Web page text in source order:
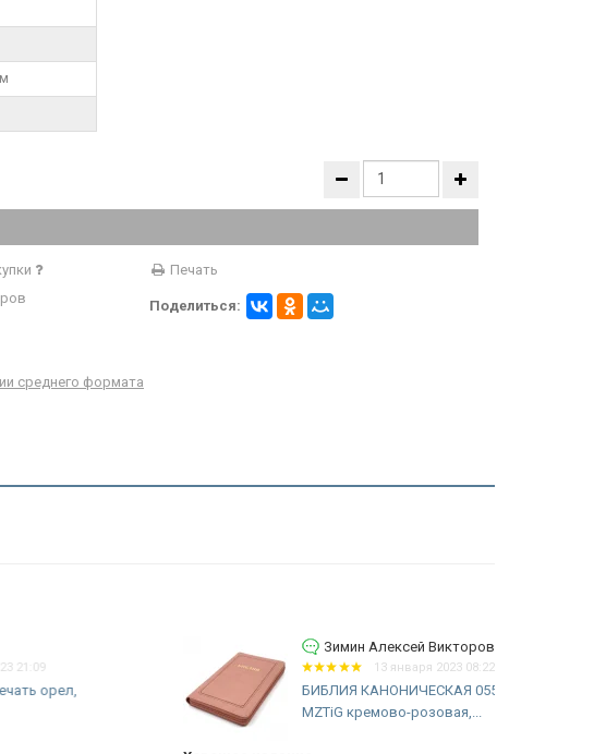
Печать
Поделиться:
среднего формата
Зимин Алексей Викторович
13 января 2023 08:22
БИБЛИЯ КАНОНИЧЕСКАЯ 055
MZTiG кремово-розовая,...